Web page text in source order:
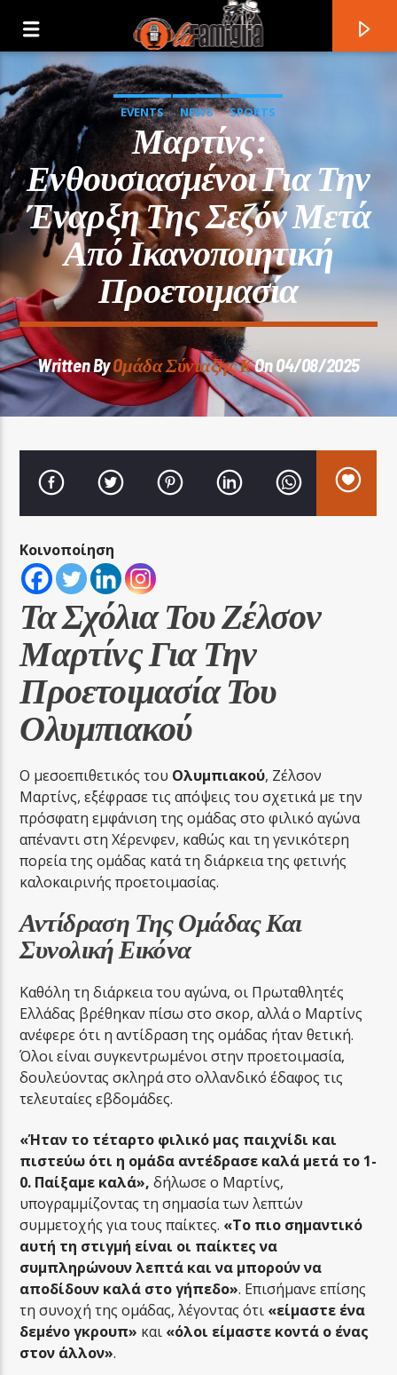
Current Track
Title
Artist
LA FAMIGLIA RADIO
LA FAMIGLIA ΝΗΣΙΩΤΙΚΑ
EVENTS NEWS SPORTS
Μαρτίνς:
Ενθουσιασμένοι Για Την
Έναρξη Της Σεζόν Μετά
Από Ικανοποιητική
Προετοιμασία
Written ByOμάδα Σύνταξης ΚOn 04/08/2025
Κοινοποίηση
Τα Σχόλια Του Ζέλσον
Μαρτίνς Για Την
Προετοιμασία Του
Ολυμπιακού
Ο μεσοεπιθετικός του Ολυμπιακού, Ζέλσον
Μαρτίνς, εξέφρασε τις απόψεις του σχετικά με την
πρόσφατη εμφάνιση της ομάδας στο φιλικό αγώνα
απέναντι στη Χέρενφεν, καθώς και τη γενικότερη
πορεία της ομάδας κατά τη διάρκεια της φετινής
καλοκαιρινής προετοιμασίας.
Αντίδραση Της Ομάδας Και
Συνολική Εικόνα
Καθόλη τη διάρκεια του αγώνα, οι Πρωταθλητές
Ελλάδας βρέθηκαν πίσω στο σκορ, αλλά ο Μαρτίνς
ανέφερε ότι η αντίδραση της ομάδας ήταν θετική.
Όλοι είναι συγκεντρωμένοι στην προετοιμασία,
δουλεύοντας σκληρά στο ολλανδικό έδαφος τις
τελευταίες εβδομάδες.
«Ήταν το τέταρτο φιλικό μας παιχνίδι και
πιστεύω ότι η ομάδα αντέδρασε καλά μετά το 1-
0. Παίξαμε καλά», δήλωσε ο Μαρτίνς,
υπογραμμίζοντας τη σημασία των λεπτών
συμμετοχής για τους παίκτες. «Το πιο σημαντικό
αυτή τη στιγμή είναι οι παίκτες να
συμπληρώνουν λεπτά και να μπορούν να
αποδίδουν καλά στο γήπεδο». Επισήμανε επίσης
τη συνοχή της ομάδας, λέγοντας ότι «είμαστε ένα
δεμένο γκρουπ» και «όλοι είμαστε κοντά ο ένας
στον άλλον».